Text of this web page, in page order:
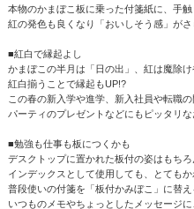
本物のかまぼこ板に乗った付箋紙に、手
紅の発色も良くなり「おいしそう感」がさ
■紅白で縁起よし
かまぼこの半月は「日の出」、紅は魔除
紅白揃うことで縁起もUP!?
この春の新入学や進学、新入社員や転職
パーティのプレゼントなどにもピッタリな
■勉強も仕事も板につくかも
デスクトップに置かれた板付の姿はもち
インデックスとして使用しても、とてもか
普段使いの付箋を「板付かみぼこ」に替え
いつものメモやちょっとしたメッセージ